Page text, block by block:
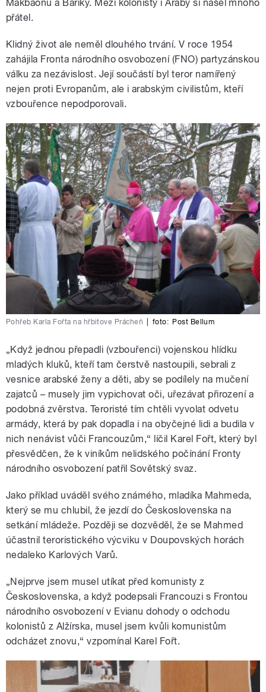
Makbaonu a Bariky. Mezi kolonisty i Araby si našel mnoho
přátel.
Klidný život ale neměl dlouhého trvání. V roce 1954
zahájila Fronta národního osvobození (FNO) partyzánskou
válku za nezávislost. Její součástí byl teror namířený
nejen proti Evropanům, ale i arabským civilistům, kteří
vzbouřence nepodporovali.
Pohřeb Karla Fořta na hřbitove Prácheň foto: Post Bellum
„Když jednou přepadli (vzbouřenci) vojenskou hlídku
mladých kluků, kteří tam čerstvě nastoupili, sebrali z
vesnice arabské ženy a děti, aby se podílely na mučení
zajatců – musely jim vypichovat oči, uřezávat přirození a
podobná zvěrstva. Teroristé tím chtěli vyvolat odvetu
armády, která by pak dopadla i na obyčejné lidi a budila v
nich nenávist vůči Francouzům,“ líčil Karel Fořt, který byl
přesvědčen, že k viníkům nelidského počínání Fronty
národního osvobození patřil Sovětský svaz.
Jako příklad uváděl svého známého, mladíka Mahmeda,
který se mu chlubil, že jezdí do Československa na
setkání mládeže. Později se dozvěděl, že se Mahmed
účastnil teroristického výcviku v Doupovských horách
nedaleko Karlových Varů.
„Nejprve jsem musel utíkat před komunisty z
Československa, a když podepsali Francouzi s Frontou
národního osvobození v Evianu dohody o odchodu
kolonistů z Alžírska, musel jsem kvůli komunistům
odcházet znovu,“ vzpomínal Karel Fořt.